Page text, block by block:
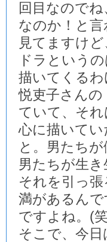
回目なので
なのか！と
見てますけ
ドラという
描いてくる
悦吏子さん
ていて、そ
心に描いて
と。男たち
男たちが生
それを引っ
満があるん
ですよね。(
そこで、今